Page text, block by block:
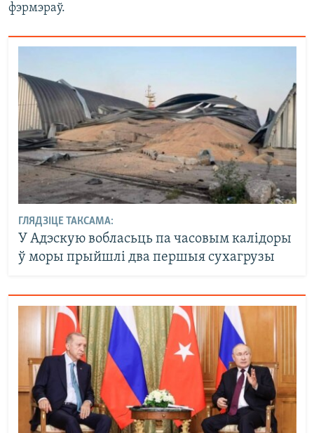
фэрмэраў.
ГЛЯДЗІЦЕ ТАКСАМА:
У Адэскую вобласьць па часовым калідоры
ў моры прыйшлі два першыя сухагрузы